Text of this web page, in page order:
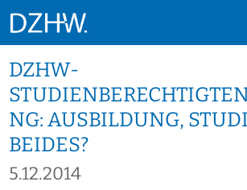
DZHW-
NG: AUSBILDUNG,
BEIDES?
5.12.2014